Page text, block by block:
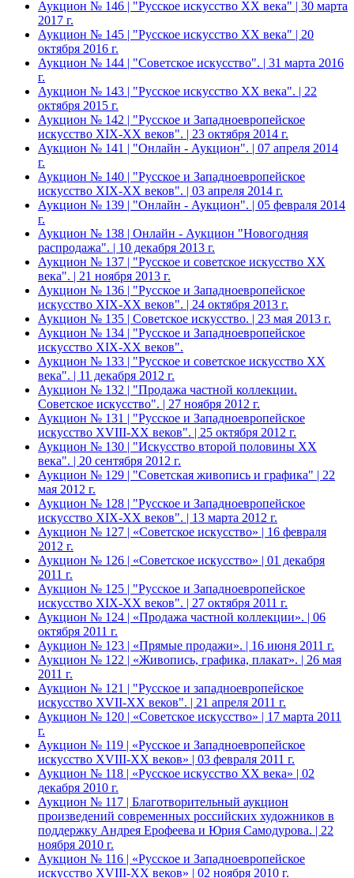
Аукцион № 146 | "Русское искусство ХХ века" | 30 марта
2017 г.
Аукцион № 145 | "Русское искусство ХХ века" | 20
октября 2016 г.
Аукцион № 144 | "Советское искусство". | 31 марта 2016
г.
Аукцион № 143 | "Русское искусство ХХ века". | 22
октября 2015 г.
Аукцион № 142 | "Русское и Западноевропейское
искусство XIX-ХХ веков". | 23 октября 2014 г.
Аукцион № 141 | "Онлайн - Аукцион". | 07 апреля 2014
г.
Аукцион № 140 | "Русское и Западноевропейское
искусство XIX-ХХ веков". | 03 апреля 2014 г.
Аукцион № 139 | "Онлайн - Аукцион". | 05 февраля 2014
г.
Аукцион № 138 | Онлайн - Аукцион "Новогодняя
распродажа". | 10 декабря 2013 г.
Аукцион № 137 | "Русское и советское искусство ХХ
века". | 21 ноября 2013 г.
Аукцион № 136 | "Русское и Западноевропейское
искусство XIX-ХХ веков". | 24 октября 2013 г.
Аукцион № 135 | Советское искусство. | 23 мая 2013 г.
Аукцион № 134 | "Русское и Западноевропейское
искусство XIX-ХХ веков".
Аукцион № 133 | "Русское и советское искусство ХХ
века". | 11 декабря 2012 г.
Аукцион № 132 | "Продажа частной коллекции.
Советское искусство". | 27 ноября 2012 г.
Аукцион № 131 | "Русское и Западноевропейское
искусство XVIII-ХХ веков". | 25 октября 2012 г.
Аукцион № 130 | "Искусство второй половины XX
века". | 20 сентября 2012 г.
Аукцион № 129 | "Советская живопись и графика" | 22
мая 2012 г.
Аукцион № 128 | "Русское и Западноевропейское
искусство XIX-ХХ веков". | 13 марта 2012 г.
Аукцион № 127 | «Советское искусство» | 16 февраля
2012 г.
Аукцион № 126 | «Советское искусство» | 01 декабря
2011 г.
Аукцион № 125 | "Русское и Западноевропейское
искусство XIX-ХХ веков". | 27 октября 2011 г.
Аукцион № 124 | «Продажа частной коллекции». | 06
октября 2011 г.
Аукцион № 123 | «Прямые продажи». | 16 июня 2011 г.
Аукцион № 122 | «Живопись, графика, плакат». | 26 мая
2011 г.
Аукцион № 121 | "Русское и западноевропейское
искусство XVII-XX веков". | 21 апреля 2011 г.
Аукцион № 120 | «Советское искусство» | 17 марта 2011
г.
Аукцион № 119 | «Русское и Западноевропейское
искусство XVIII-ХХ веков» | 03 февраля 2011 г.
Аукцион № 118 | «Русское искусство ХХ века» | 02
декабря 2010 г.
Аукцион № 117 | Благотворительный аукцион
произведений современных российских художников в
поддержку Андрея Ерофеева и Юрия Самодурова. | 22
ноября 2010 г.
Аукцион № 116 | «Русское и Западноевропейское
искусство XVIII-ХХ веков» | 02 ноября 2010 г.